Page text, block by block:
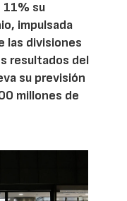
11% su
impulsada
las divisiones
resultados del
su previsión
millones de